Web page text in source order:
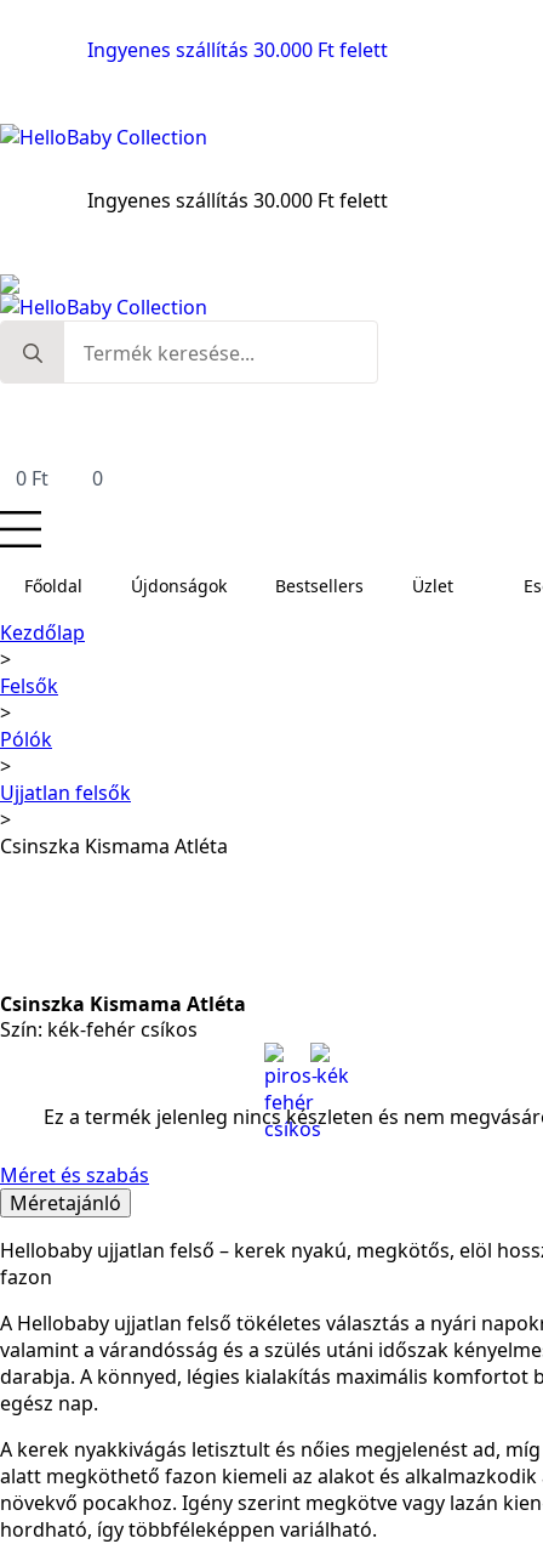
Ingyenes szállítás 30.000 Ft felett
Ingyenes szállítás 30.000 Ft felett
for:
0 Ft 0
Főoldal Újdonságok Bestsellers Üzlet
Kezdőlap
Felsők
Pólók
Ujjatlan felsők
Csinszka Kismama Atléta
Csinszka Kismama Atléta
Szín: kék-fehér csíkos
Ez a termék jelenleg nincs készleten és nem
Méret és szabás
Méretajánló
Hellobaby ujjatlan felső – kerek nyakú, megkötős, elöl
fazon
A Hellobaby ujjatlan felső tökéletes választás a nyári
valamint a várandósság és a szülés utáni időszak
darabja. A könnyed, légies kialakítás maximális komfortot
egész nap.
A kerek nyakkivágás letisztult és nőies megjelenést ad,
alatt megköthető fazon kiemeli az alakot és alkalmazkodik
növekvő pocakhoz. Igény szerint megkötve vagy lazán
hordható, így többféleképpen variálható.